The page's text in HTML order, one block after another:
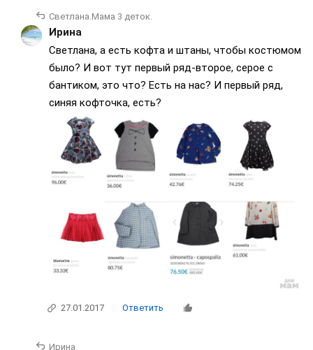
Светлана.Мама 3 деток.
Ирина
Светлана, а есть кофта и штаны, чтобы костюмом
было? И вот тут первый ряд-второе, серое с
бантиком, это что? Есть на нас? И первый ряд,
синяя кофточка, есть?
27.01.2017 Ответить
Ирина